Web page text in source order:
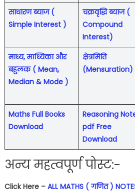
साधारण ब्याज (
Simple Interest )
चक्रवृद्धि ब्याज (
Compound
Interest)
माध्य, माध्यिका और
बहुलक ( Mean,
Median & Mode )
क्षेत्रमिति
(Mensuration)
Maths Full Books
Download
Reasoning
pdf Free
Download
अन्य महत्वपूर्ण पोस्ट:-
Click Here – ALL MATHS ( गणित )